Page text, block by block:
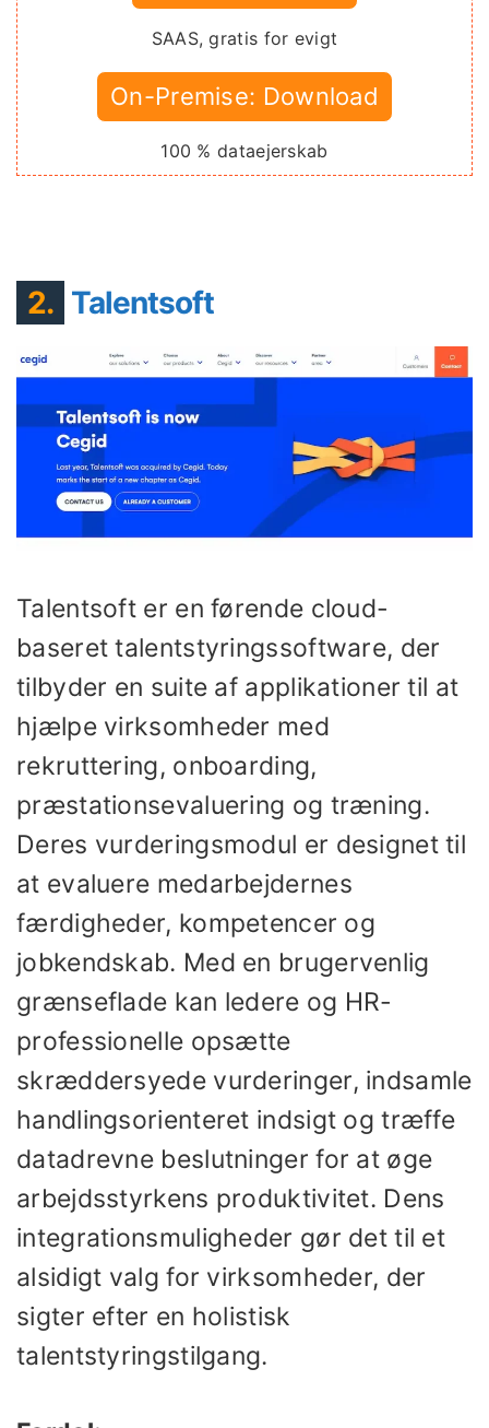
SAAS, gratis for evigt
On-Premise: Download
100 % dataejerskab
2. Talentsoft
Talentsoft er en førende cloud-
baseret talentstyringssoftware, der
tilbyder en suite af applikationer til at
hjælpe virksomheder med
rekruttering, onboarding,
præstationsevaluering og træning.
Deres vurderingsmodul er designet til
at evaluere medarbejdernes
færdigheder, kompetencer og
jobkendskab. Med en brugervenlig
grænseflade kan ledere og HR-
professionelle opsætte
skræddersyede vurderinger, indsamle
handlingsorienteret indsigt og træffe
datadrevne beslutninger for at øge
arbejdsstyrkens produktivitet. Dens
integrationsmuligheder gør det til et
alsidigt valg for virksomheder, der
sigter efter en holistisk
talentstyringstilgang.